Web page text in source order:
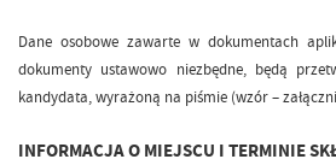
Dane osobowe zawarte w dokumentach
dokumenty ustawowo niezbędne, będą
kandydata, wyrażoną na piśmie (wzór –
INFORMACJA O MIEJSCU I TERMINIE